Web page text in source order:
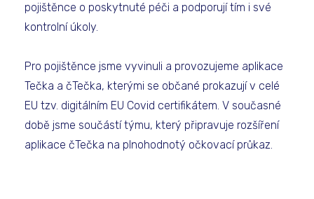
pojištěnce o poskytnuté péči a podporují tím i své
kontrolní úkoly.
Pro pojištěnce jsme vyvinuli a provozujeme aplikace
Tečka a čTečka, kterými se občané prokazují v celé
EU tzv. digitálním EU Covid certifikátem. V současné
době jsme součástí týmu, který připravuje rozšíření
aplikace čTečka na plnohodnotý očkovací průkaz.